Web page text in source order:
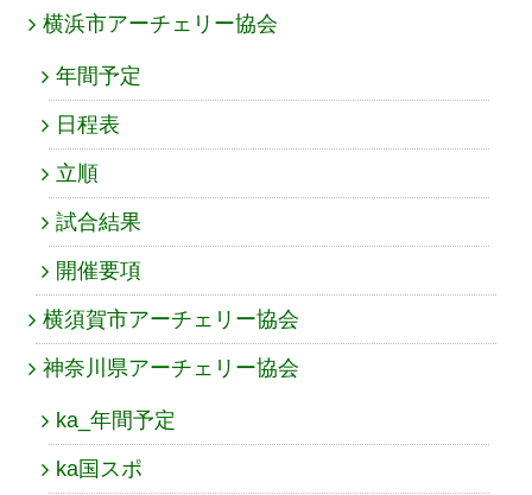
横浜市アーチェリー協会
年間予定
日程表
立順
試合結果
開催要項
横須賀市アーチェリー協会
神奈川県アーチェリー協会
ka_年間予定
ka国スポ